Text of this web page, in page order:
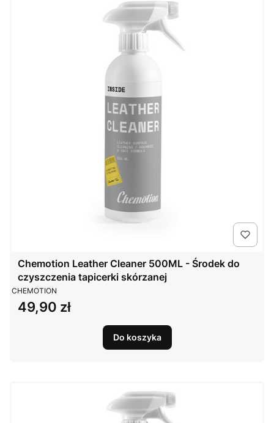
Chemotion Leather Cleaner 500ML - Środek do
czyszczenia tapicerki skórzanej
PRODUCENT
CHEMOTION
Cena
49,90 zł
Do koszyka